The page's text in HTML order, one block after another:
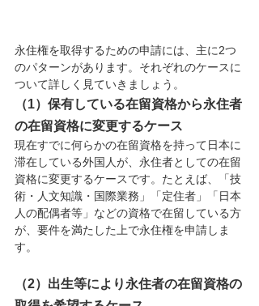
永住権を取得するための申請には、主に2つ
のパターンがあります。それぞれのケースに
ついて詳しく見ていきましょう。
（1）保有している在留資格から永住者
の在留資格に変更するケース
現在すでに何らかの在留資格を持って日本に
滞在している外国人が、永住者としての在留
資格に変更するケースです。たとえば、「技
術・人文知識・国際業務」「定住者」「日本
人の配偶者等」などの資格で在留している方
が、要件を満たした上で永住権を申請しま
す。
（2）出生等により永住者の在留資格の